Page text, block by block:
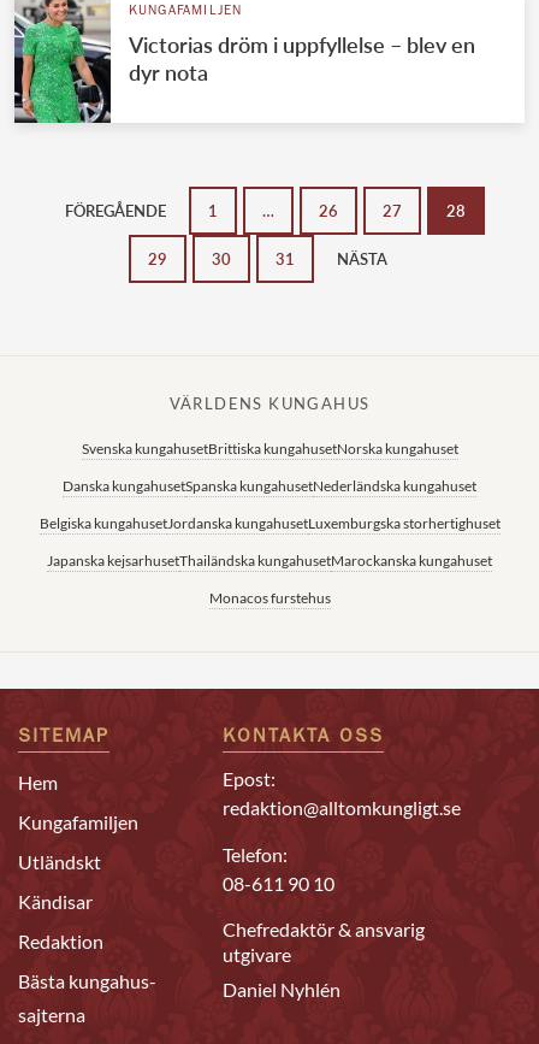
KUNGAFAMILJEN
Victorias dröm i uppfyllelse – blev en
dyr nota
FÖREGÅENDE 1 … 26 27 28
29 30 31 NÄSTA
VÄRLDENS KUNGAHUS
Svenska kungahusetBrittiska kungahusetNorska kungahuset
Danska kungahusetSpanska kungahusetNederländska kungahuset
Belgiska kungahusetJordanska kungahusetLuxemburgska storhertighuset
Japanska kejsarhusetThailändska kungahusetMarockanska kungahuset
Monacos furstehus
SITEMAP
Hem
Kungafamiljen
Utländskt
Kändisar
Redaktion
Bästa kungahus-
sajterna
KONTAKTA OSS
Epost:
redaktion@alltomkungligt.se
Telefon:
08-611 90 10
Chefredaktör & ansvarig
utgivare
Daniel Nyhlén